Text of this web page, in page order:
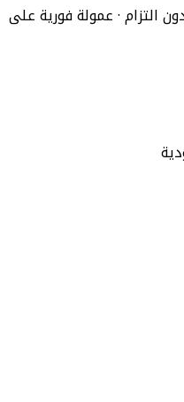
التزام · عمولة فورية على